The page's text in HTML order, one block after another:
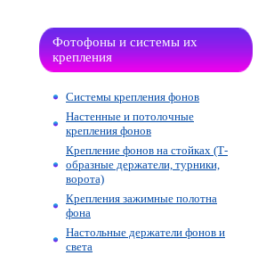
Фотофоны и системы их
крепления
Системы крепления фонов
Настенные и потолочные
крепления фонов
Крепление фонов на стойках (Т-
образные держатели, турники,
ворота)
Крепления зажимные полотна
фона
Настольные держатели фонов и
света